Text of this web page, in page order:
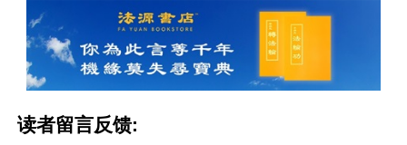
读者留言反馈: